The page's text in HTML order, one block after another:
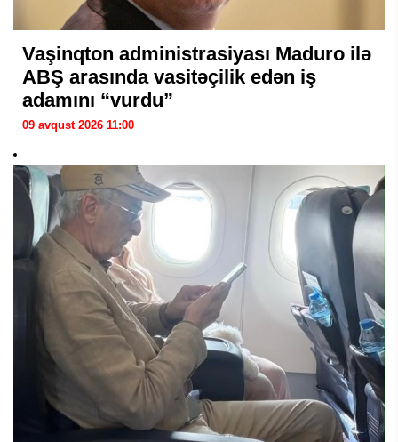
Vaşinqton administrasiyası Maduro ilə
ABŞ arasında vasitəçilik edən iş
adamını “vurdu”
09 avqust 2026 11:00